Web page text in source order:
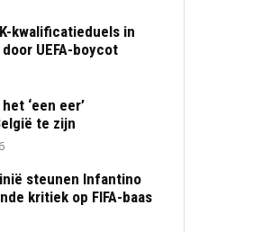
kwalificatieduels in
UEFA-boycot
‘een eer’
te zijn
steunen Infantino
kritiek op FIFA-baas